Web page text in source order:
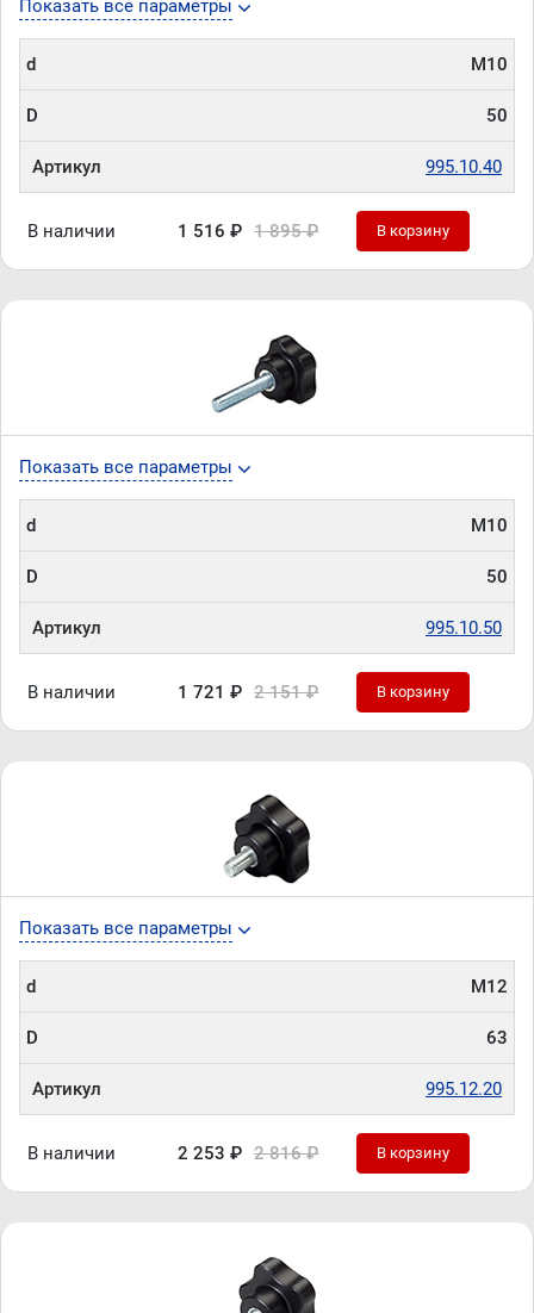
Показать все параметры
d М10
D 50
Артикул 995.10.40
В наличии 1 516 ₽ 1 895 ₽ В корзину
Показать все параметры
d М10
D 50
Артикул 995.10.50
В наличии 1 721 ₽ 2 151 ₽ В корзину
Показать все параметры
d М12
D 63
Артикул 995.12.20
В наличии 2 253 ₽ 2 816 ₽ В корзину